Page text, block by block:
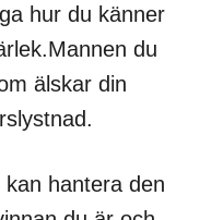
hur du känner
du
älskar din
hantera den